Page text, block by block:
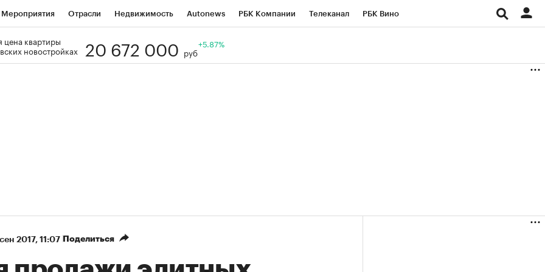
Мероприятия Отрасли Недвижимость Autonews РБК Компании Телеканал РБК Вино
Визионеры
цена квартиры
новостройках
20 672 000 руб
+5.87%
2017, 11:07 Поделиться